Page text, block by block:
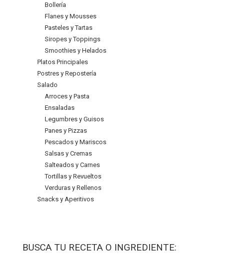
Bollería
Flanes y Mousses
Pasteles y Tartas
Siropes y Toppings
Smoothies y Helados
Platos Principales
Postres y Repostería
Salado
Arroces y Pasta
Ensaladas
Legumbres y Guisos
Panes y Pizzas
Pescados y Mariscos
Salsas y Cremas
Salteados y Carnes
Tortillas y Revueltos
Verduras y Rellenos
Snacks y Aperitivos
BUSCA TU RECETA O INGREDIENTE: